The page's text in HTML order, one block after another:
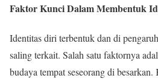
Faktor Kunci Dalam Membentuk
Identitas diri terbentuk dan di
saling terkait. Salah satu faktornya
budaya tempat seseorang di